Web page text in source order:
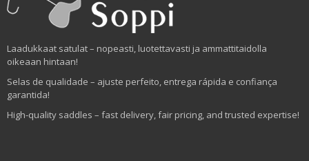
Laadukkaat satulat – nopeasti, luotettavasti ja ammattitaidolla
oikeaan hintaan!
Selas de qualidade – ajuste perfeito, entrega rápida e confiança
garantida!
High-quality saddles – fast delivery, fair pricing, and trusted expertise!